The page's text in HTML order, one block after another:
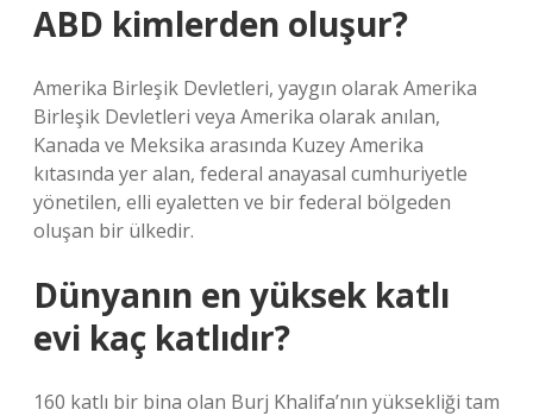
ABD kimlerden oluşur?
Amerika Birleşik Devletleri, yaygın olarak Amerika
Birleşik Devletleri veya Amerika olarak anılan,
Kanada ve Meksika arasında Kuzey Amerika
kıtasında yer alan, federal anayasal cumhuriyetle
yönetilen, elli eyaletten ve bir federal bölgeden
oluşan bir ülkedir.
Dünyanın en yüksek katlı
evi kaç katlıdır?
160 katlı bir bina olan Burj Khalifa’nın yüksekliği tam